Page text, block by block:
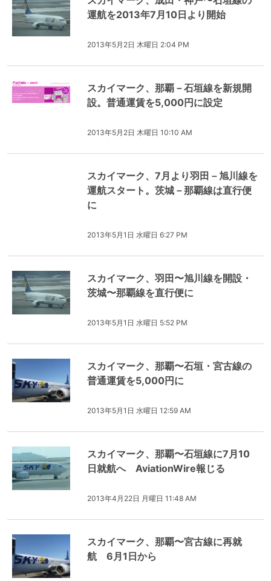
運航を2013年7月10日より開始
2013年5月2日 木曜日 2:04 PM
スカイマーク、那覇－石垣線を新規開
設。普通運賃を5,000円に設定
2013年5月2日 木曜日 10:10 AM
スカイマーク、7月より羽田－旭川線を
運航スタート。茨城－那覇線は直行便
に
2013年5月1日 水曜日 6:27 PM
スカイマーク、羽田〜旭川線を開設・
茨城〜那覇線を直行便に
2013年5月1日 水曜日 5:52 PM
スカイマーク、那覇〜石垣・宮古線の
普通運賃を5,000円に
2013年5月1日 水曜日 12:59 AM
スカイマーク、那覇〜石垣線に7月10
日就航へ AviationWire報じる
2013年4月22日 月曜日 11:48 AM
スカイマーク、那覇〜宮古線に再就
航 6月1日から